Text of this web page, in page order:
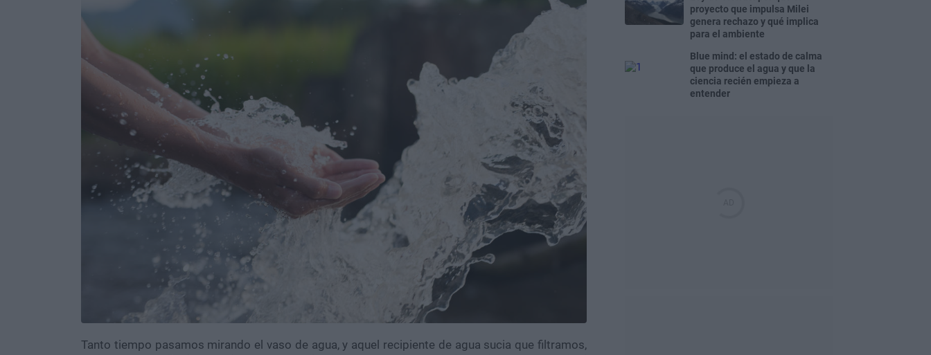
Tanto tiempo pasamos mirando el vaso de agua, y aquel recipiente de agua sucia que filtramos,
proyecto que impulsa Milei
genera rechazo y qué implica
para el ambiente
Blue mind: el estado de calma
que produce el agua y que la
ciencia recién empieza a
entender